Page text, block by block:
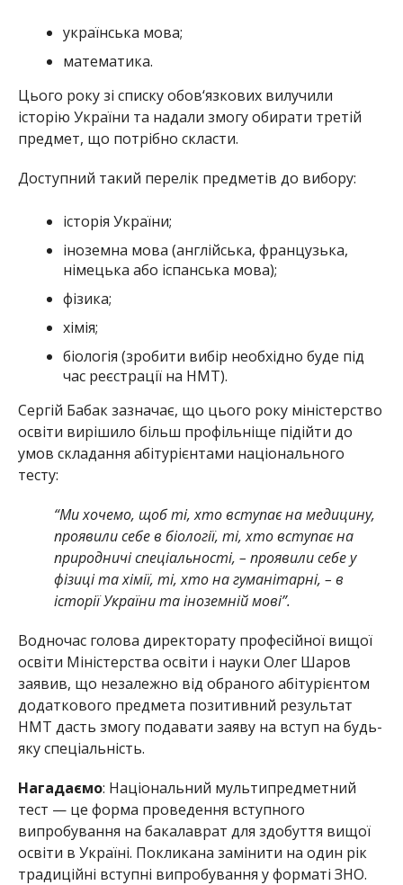
українська мова;
математика.
Цього року зі списку обов‘язкових вилучили
історію України та надали змогу обирати третій
предмет, що потрібно скласти.
Доступний такий перелік предметів до вибору:
історія України;
іноземна мова (англійська, французька,
німецька або іспанська мова);
фізика;
хімія;
біологія (зробити вибір необхідно буде під
час реєстрації на НМТ).
Сергій Бабак зазначає, що цього року міністерство
освіти вирішило більш профільніще підійти до
умов складання абітурієнтами національного
тесту:
“Ми хочемо, щоб ті, хто вступає на медицину,
проявили себе в біології, ті, хто вступає на
природничі спеціальності, – проявили себе у
фізиці та хімії, ті, хто на гуманітарні, – в
історії України та іноземній мові”.
Водночас голова директорату професійної вищої
освіти Міністерства освіти і науки Олег Шаров
заявив, що незалежно від обраного абітурієнтом
додаткового предмета позитивний результат
НМТ дасть змогу подавати заяву на вступ на будь-
яку спеціальність.
Нагадаємо: Національний мультипредметний
тест — це форма проведення вступного
випробування на бакалаврат для здобуття вищої
освіти в Україні. Покликана замінити на один рік
традиційні вступні випробування у форматі ЗНО.